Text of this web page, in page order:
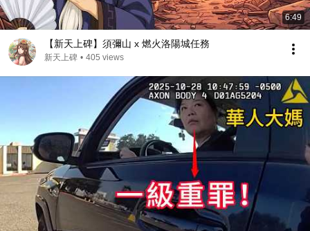
6:49
【新天上碑】須彌山 x 燃火洛陽城任務
新天上碑 • 405 views